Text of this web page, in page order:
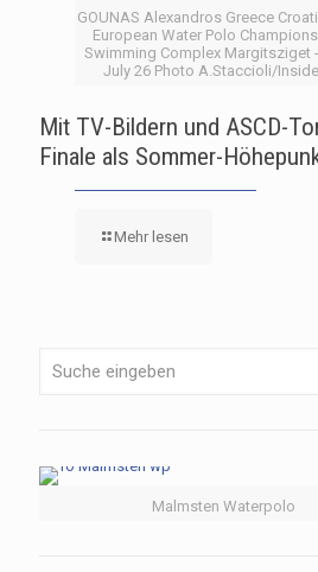
GOUNAS Alexandros Greece
European Water Polo
Swimming Complex Margitsziget
July 26 Photo A.Staccioli/
Mit TV-Bildern und ASCD-
Finale als Sommer-
Mehr lesen
Malmsten Waterpolo